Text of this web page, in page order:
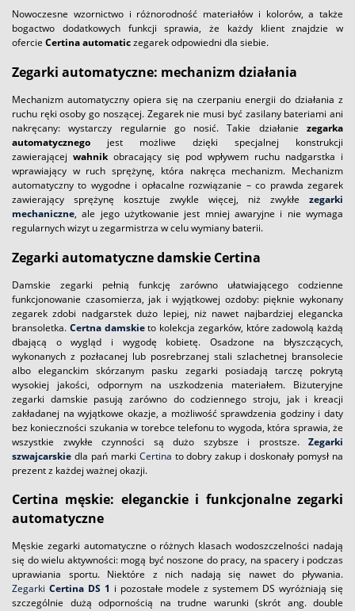
Nowoczesne wzornictwo i różnorodność materiałów i kolorów, a także
bogactwo dodatkowych funkcji sprawia, że każdy klient znajdzie w
ofercie Certina automaticzegarek odpowiedni dla siebie.
Zegarki automatyczne: mechanizm działania
Mechanizm automatyczny opiera się na czerpaniu energii do działania z
ruchu ręki osoby go noszącej. Zegarek nie musi być zasilany bateriami ani
nakręcany: wystarczy regularnie go nosić. Takie działanie zegarka
automatycznego jest możliwe dzięki specjalnej konstrukcji
zawierającej wahnikobracający się pod wpływem ruchu nadgarstka i
wprawiający w ruch sprężynę, która nakręca mechanizm. Mechanizm
automatyczny to wygodne i opłacalne rozwiązanie – co prawda zegarek
zawierający sprężynę kosztuje zwykle więcej, niż zwykłe zegarki
mechaniczne, ale jego użytkowanie jest mniej awaryjne i nie wymaga
regularnych wizyt u zegarmistrza w celu wymiany baterii.
Zegarki automatyczne damskie Certina
Damskie zegarki pełnią funkcję zarówno ułatwiającego codzienne
funkcjonowanie czasomierza, jak i wyjątkowej ozdoby: pięknie wykonany
zegarek zdobi nadgarstek dużo lepiej, niż nawet najbardziej elegancka
bransoletka. Certna damskie to kolekcja zegarków, które zadowolą każdą
dbającą o wygląd i wygodę kobietę. Osadzone na błyszczących,
wykonanych z pozłacanej lub posrebrzanej stali szlachetnej bransolecie
albo eleganckim skórzanym pasku zegarki posiadają tarczę pokrytą
wysokiej jakości, odpornym na uszkodzenia materiałem. Biżuteryjne
zegarki damskie pasują zarówno do codziennego stroju, jak i kreacji
zakładanej na wyjątkowe okazje, a możliwość sprawdzenia godziny i daty
bez konieczności szukania w torebce telefonu to wygoda, która sprawia, że
wszystkie zwykłe czynności są dużo szybsze i prostsze. Zegarki
szwajcarskie dla pań marki Certina to dobry zakup i doskonały pomysł na
prezent z każdej ważnej okazji.
Certina męskie: eleganckie i funkcjonalne zegarki
automatyczne
Męskie zegarki automatyczne o różnych klasach wodoszczelności nadają
się do wielu aktywności: mogą być noszone do pracy, na spacery i podczas
uprawiania sportu. Niektóre z nich nadają się nawet do pływania.
Zegarki Certina DS 1 i pozostałe modele z systemem DS wyróżniają się
szczególnie dużą odpornością na trudne warunki (skrót ang. double